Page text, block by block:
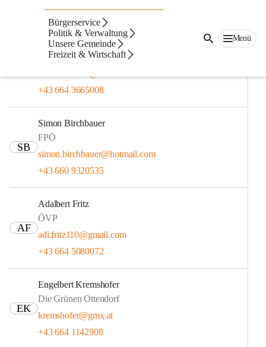
Bürgerservice
Politik & Verwaltung
Unsere Gemeinde
Freizeit & Wirtschaft
Menü
Gemeinderat
Andreas Bauer
ÖVP
+43 664 3665008
SB
Simon Birchbauer
FPÖ
simon.birchbauer@hotmail.com
+43 660 9320535
AF
Adalbert Fritz
ÖVP
adi.fritz110@gmail.com
+43 664 5080072
EK
Engelbert Kremshofer
Die Grünen Ottendorf
kremshofer@gmx.at
+43 664 1142908